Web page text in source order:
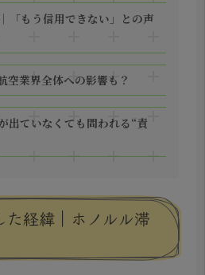
「もう信用できない」との声
業界全体への影響も？
出ていなくても問われる“責
経緯｜ホノルル滞